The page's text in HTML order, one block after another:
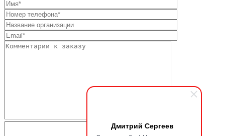
Дмитрий Сергеев